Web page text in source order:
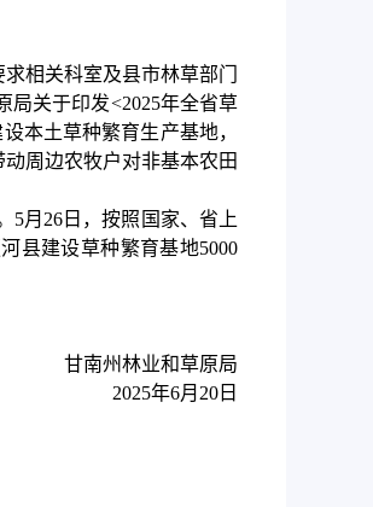
相关科室及县市林草部门
局关于印发<2025年全省草
本土草种繁育生产基地，
周边农牧户对非基本农田
5月26日，按照国家、省上
县建设草种繁育基地5000
甘南州林业和草原局
2025年6月20日